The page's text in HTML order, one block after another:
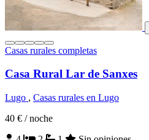
Casas rurales completas
Casa Rural Lar de Sanxes
Lugo , Casas rurales en Lugo
40 € / noche